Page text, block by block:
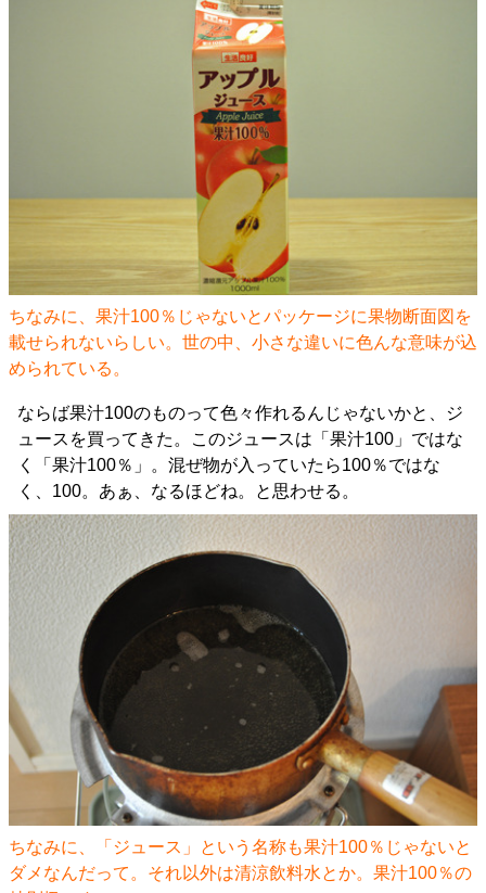
ちなみに、果汁100％じゃないとパッケージに果物断面図を
載せられないらしい。世の中、小さな違いに色んな意味が込
められている。
ならば果汁100のものって色々作れるんじゃないかと、ジ
ュースを買ってきた。このジュースは「果汁100」ではな
く「果汁100％」。混ぜ物が入っていたら100％ではな
く、100。あぁ、なるほどね。と思わせる。
ちなみに、「ジュース」という名称も果汁100％じゃないと
ダメなんだって。それ以外は清涼飲料水とか。果汁100％の